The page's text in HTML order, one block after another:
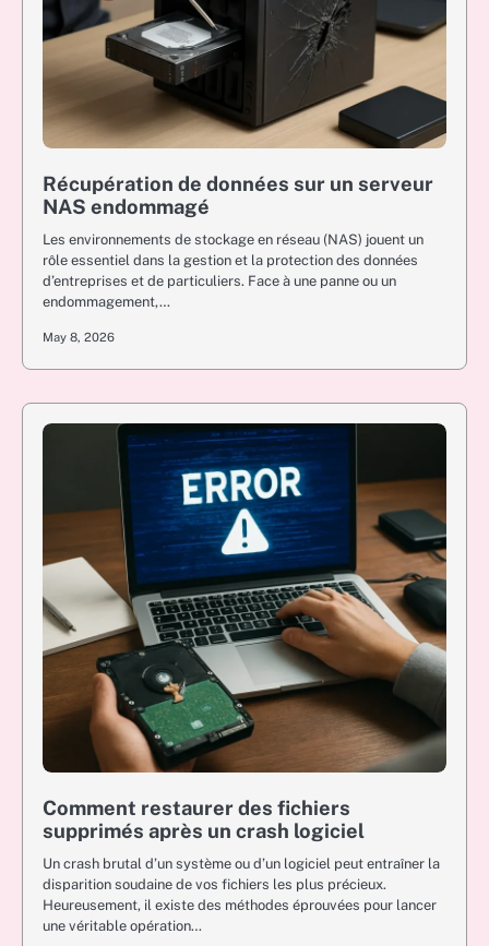
Récupération de données sur un serveur
NAS endommagé
Les environnements de stockage en réseau (NAS) jouent un
rôle essentiel dans la gestion et la protection des données
d’entreprises et de particuliers. Face à une panne ou un
endommagement,…
May 8, 2026
Comment restaurer des fichiers
supprimés après un crash logiciel
Un crash brutal d’un système ou d’un logiciel peut entraîner la
disparition soudaine de vos fichiers les plus précieux.
Heureusement, il existe des méthodes éprouvées pour lancer
une véritable opération…